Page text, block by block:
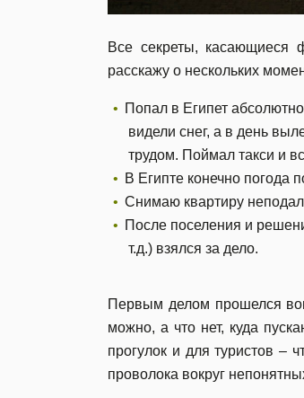
Все секреты, касающиеся
расскажу о нескольких
Попал в Египет
видели снег, а в день
трудом. Поймал такси и
В Египте конечно погода
Снимаю квартиру
После поселения и
т.д.) взялся за дело.
Первым делом прошелся
можно, а что нет, куда
прогулок и для туристов –
проволока вокруг